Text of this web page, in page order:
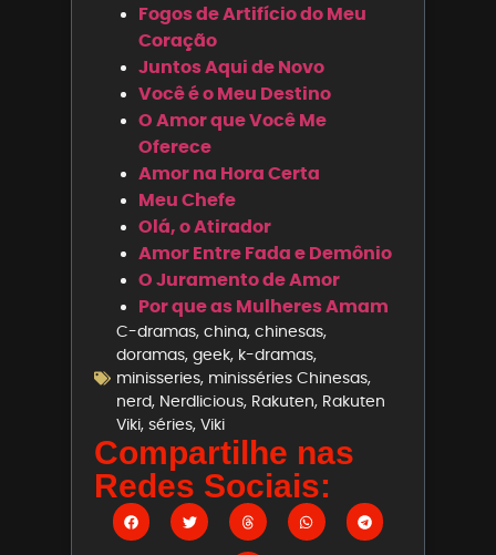
Fogos de Artifício do Meu
Coração
Juntos Aqui de Novo
Você é o Meu Destino
O Amor que Você Me
Oferece
Amor na Hora Certa
Meu Chefe
Olá, o Atirador
Amor Entre Fada e Demônio
O Juramento de Amor
Por que as Mulheres Amam
C-dramas, china, chinesas,
doramas, geek, k-dramas,
minisseries, minisséries Chinesas,
nerd, Nerdlicious, Rakuten, Rakuten
Viki, séries, Viki
Compartilhe nas
Redes Sociais: